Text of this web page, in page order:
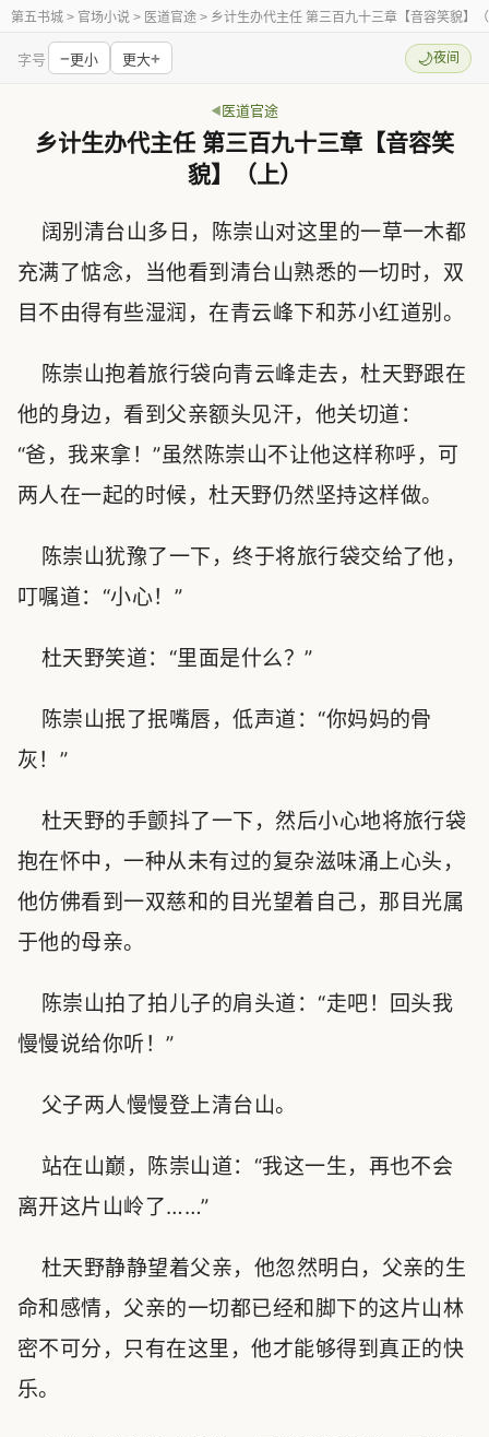
第五书城 > 官场小说 > 医道官途 > 乡计生办代主任 第三百九十三章【音容笑貌】
字号 −更小 更大+ 🌙夜间
医道官途
乡计生办代主任 第三百九十三章【音容笑
貌】（上）
阔别清台山多日，陈崇山对这里的一草一木都
充满了惦念，当他看到清台山熟悉的一切时，双
目不由得有些湿润，在青云峰下和苏小红道别。
陈崇山抱着旅行袋向青云峰走去，杜天野跟在
他的身边，看到父亲额头见汗，他关切道：
“爸，我来拿！”虽然陈崇山不让他这样称呼，可
两人在一起的时候，杜天野仍然坚持这样做。
陈崇山犹豫了一下，终于将旅行袋交给了他，
叮嘱道：“小心！”
杜天野笑道：“里面是什么？”
陈崇山抿了抿嘴唇，低声道：“你妈妈的骨
灰！”
杜天野的手颤抖了一下，然后小心地将旅行袋
抱在怀中，一种从未有过的复杂滋味涌上心头，
他仿佛看到一双慈和的目光望着自己，那目光属
于他的母亲。
陈崇山拍了拍儿子的肩头道：“走吧！回头我
慢慢说给你听！”
父子两人慢慢登上清台山。
站在山巅，陈崇山道：“我这一生，再也不会
离开这片山岭了……”
杜天野静静望着父亲，他忽然明白，父亲的生
命和感情，父亲的一切都已经和脚下的这片山林
密不可分，只有在这里，他才能够得到真正的快
乐。